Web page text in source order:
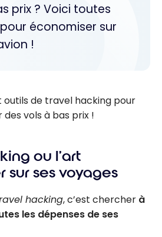
prix ? Voici toutes
économiser sur
!
outils de travel hacking pour
vols à bas prix !
ou l’art
sur ses voyages
hacking, c’est chercher à
les dépenses de ses